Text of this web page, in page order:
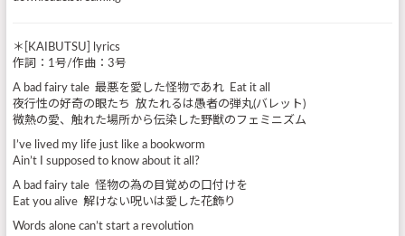
＊[KAIBUTSU] lyrics
作詞：1号/作曲：3号
A bad fairy tale 最悪を愛した怪物であれ Eat it all
夜行性の好奇の眼たち 放たれるは愚者の弾丸(バレット)
微熱の愛、触れた場所から伝染した野獣のフェミニズム
I’ve lived my life just like a bookworm
Ain’t I supposed to know about it all?
A bad fairy tale 怪物の為の目覚めの口付けを
Eat you alive 解けない呪いは愛した花飾り
Words alone can’t start a revolution